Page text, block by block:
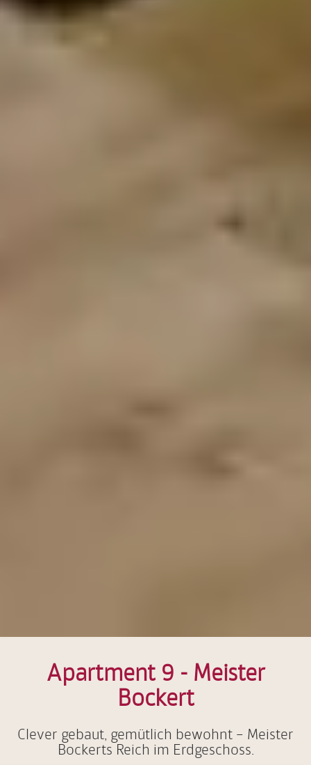
Apartment 9 - Meister
Bockert
Clever gebaut, gemütlich bewohnt – Meister
Bockerts Reich im Erdgeschoss.